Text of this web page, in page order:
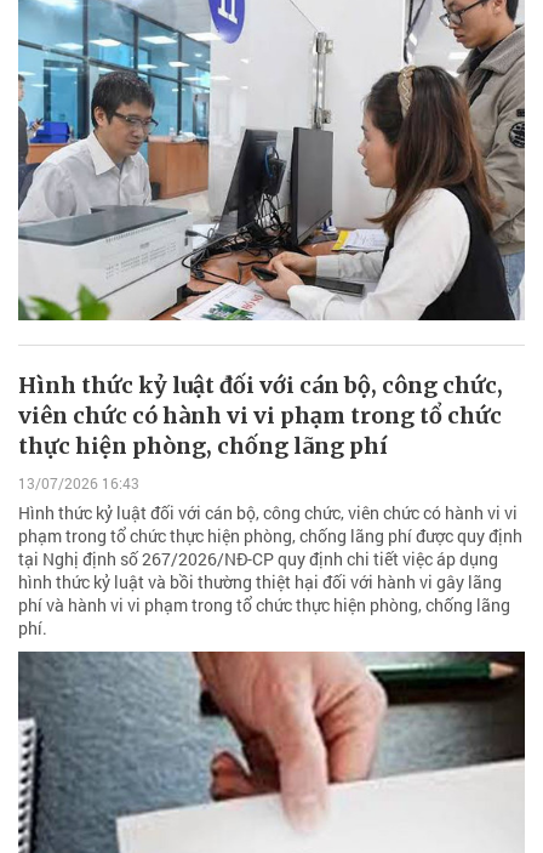
Hình thức kỷ luật đối với cán bộ, công chức,
viên chức có hành vi vi phạm trong tổ chức
thực hiện phòng, chống lãng phí
13/07/2026 16:43
Hình thức kỷ luật đối với cán bộ, công chức, viên chức có hành vi vi
phạm trong tổ chức thực hiện phòng, chống lãng phí được quy định
tại Nghị định số 267/2026/NĐ-CP quy định chi tiết việc áp dụng
hình thức kỷ luật và bồi thường thiệt hại đối với hành vi gây lãng
phí và hành vi vi phạm trong tổ chức thực hiện phòng, chống lãng
phí.